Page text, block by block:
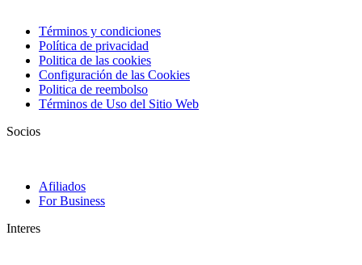
Términos y condiciones
Política de privacidad
Politica de las cookies
Configuración de las Cookies
Politica de reembolso
Términos de Uso del Sitio Web
Socios
Afiliados
For Business
Interes